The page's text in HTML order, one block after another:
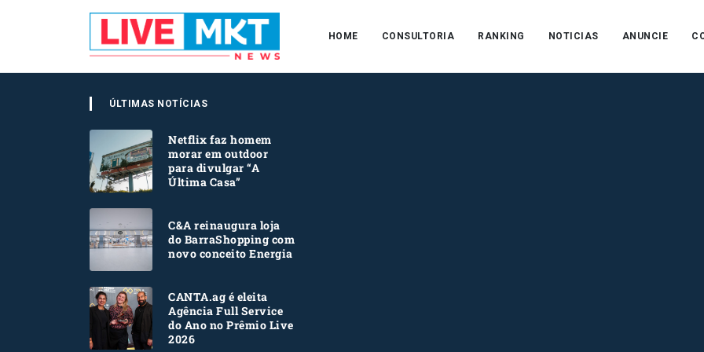
HOME CONSULTORIA RANKING NOTICIAS ANUNCIE
ÚLTIMAS NOTÍCIAS
Netflix faz homem
morar em outdoor
para divulgar “A
Última Casa”
C&A reinaugura loja
do BarraShopping com
novo conceito Energia
CANTA.ag é eleita
Agência Full Service
do Ano no Prêmio Live
2026